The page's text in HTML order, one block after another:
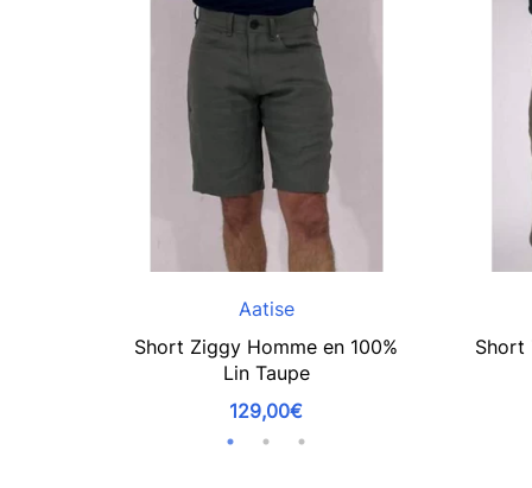
Aatise
Short Ziggy Homme en 100%
Lin Taupe
129,00€
Short